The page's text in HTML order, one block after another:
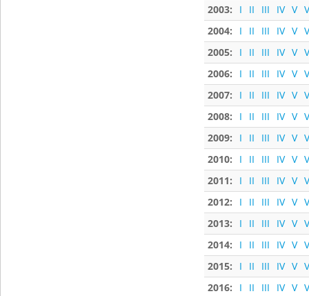
2003:
I II III IV V
2004:
I II III IV V
2005:
I II III IV V
2006:
I II III IV V
2007:
I II III IV V
2008:
I II III IV V
2009:
I II III IV V
2010:
I II III IV V
2011:
I II III IV V
2012:
I II III IV V
2013:
I II III IV V
2014:
I II III IV V
2015:
I II III IV V
2016:
I II III IV V